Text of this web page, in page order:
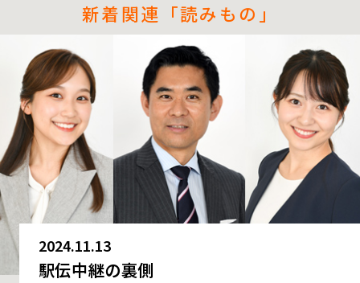
新着関連「読みもの」
2024.11.13
駅伝中継の裏側